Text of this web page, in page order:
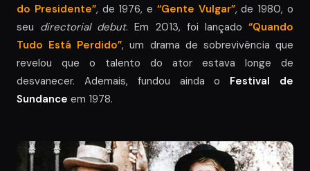
do Presidente”, de 1976, e “Gente Vulgar”, de 1980, o
seu directorial debut. Em 2013, foi lançado“Quando
Tudo Está Perdido”, um drama de sobrevivência que
revelou que o talento do ator estava longe de
desvanecer. Ademais, fundou ainda o Festival de
Sundance em 1978.